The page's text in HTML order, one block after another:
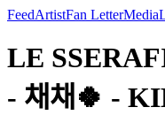
FeedArtistFan LetterMedia
LE
- 채채🍀 -